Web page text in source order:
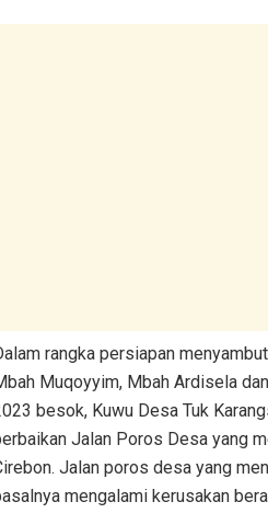
rangka persiapan
Muqoyyim, Mbah Ardisela
besok, Kuwu Desa Tuk
Jalan Poros Desa yang
Jalan poros desa yang
mengalami kerusakan